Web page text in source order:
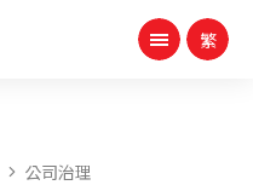
公司治理